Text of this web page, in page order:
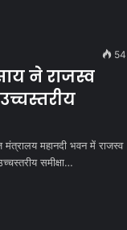
54
ने राजस्व
महानदी भवन में राजस्व
समीक्षा…